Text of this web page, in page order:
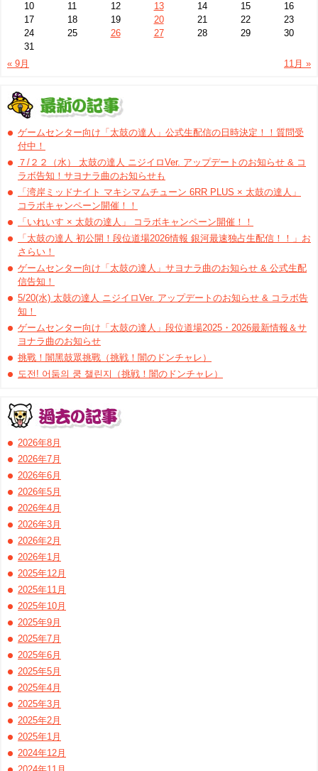
10
11 12 13 14 15
16
17
18 19 20 21 22
23
24
25 26 27 28 29
30
31
« 9月
11月 »
ゲームセンター向け「太鼓の達人」公式生配信の日時決定！！質問受
付中！
７/２２（水） 太鼓の達人 ニジイロVer. アップデートのお知らせ & コ
ラボ告知！サヨナラ曲のお知らせも
「湾岸ミッドナイト マキシマムチューン 6RR PLUS × 太鼓の達人」
コラボキャンペーン開催！！
「いれいす × 太鼓の達人」 コラボキャンペーン開催！！
「太鼓の達人 初公開！段位道場2026情報 銀河最速独占生配信！！」お
さらい！
ゲームセンター向け「太鼓の達人」サヨナラ曲のお知らせ & 公式生配
信告知！
5/20(水) 太鼓の達人 ニジイロVer. アップデートのお知らせ & コラボ告
知！
ゲームセンター向け「太鼓の達人」段位道場2025・2026最新情報＆サ
ヨナラ曲のお知らせ
挑戰！闇黑鼓眾挑戰（挑戦！闇のドンチャレ）
도전! 어둠의 쿵 챌린지（挑戦！闇のドンチャレ）
2026年8月
2026年7月
2026年6月
2026年5月
2026年4月
2026年3月
2026年2月
2026年1月
2025年12月
2025年11月
2025年10月
2025年9月
2025年7月
2025年6月
2025年5月
2025年4月
2025年3月
2025年2月
2025年1月
2024年12月